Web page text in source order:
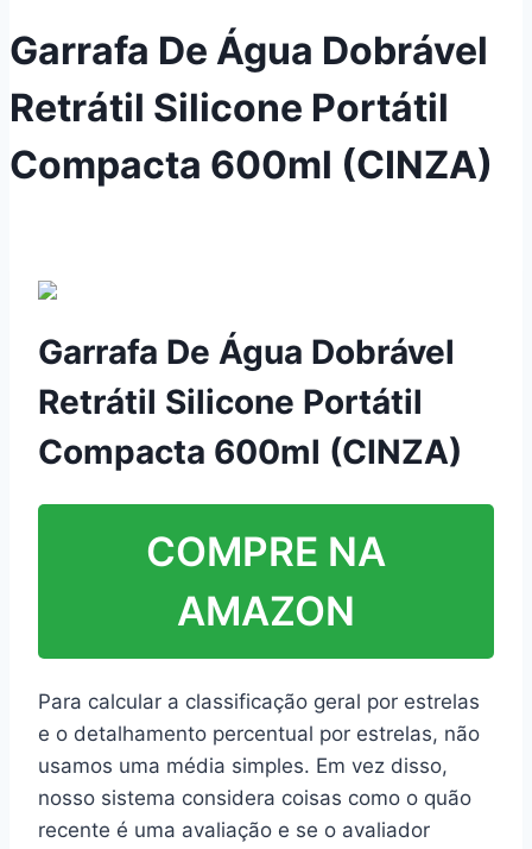
Garrafa De Água Dobrável
Retrátil Silicone Portátil
Compacta 600ml (CINZA)
Garrafa De Água Dobrável
Retrátil Silicone Portátil
Compacta 600ml (CINZA)
COMPRE NA
AMAZON
Para calcular a classificação geral por estrelas
e o detalhamento percentual por estrelas, não
usamos uma média simples. Em vez disso,
nosso sistema considera coisas como o quão
recente é uma avaliação e se o avaliador